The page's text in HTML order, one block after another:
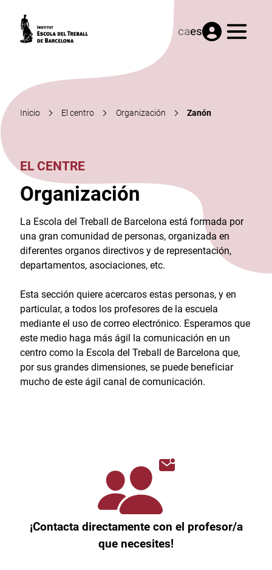
caes Menú
Inicio El centro Organización Zanón
EL CENTRE
Organización
La Escola del Treball de Barcelona está formada por
una gran comunidad de personas, organizada en
diferentes organos directivos y de representación,
departamentos, asociaciones, etc.
Esta sección quiere acercaros estas personas, y en
particular, a todos los profesores de la escuela
mediante el uso de correo electrónico. Esperamos que
este medio haga más ágil la comunicación en un
centro como la Escola del Treball de Barcelona que,
por sus grandes dimensiones, se puede beneficiar
mucho de este ágil canal de comunicación.
¡Contacta directamente con el profesor/a
que necesites!